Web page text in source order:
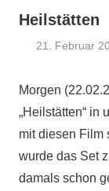
Heilstätten
21. Februar
Morgen
„Heilstätten“ in
mit diesen Film
wurde das Set
damals schon